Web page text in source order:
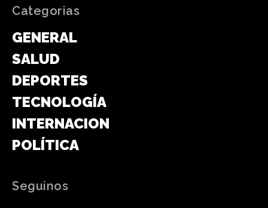
Categorias
GENERAL
SALUD
DEPORTES
TECNOLOGÍA
INTERNACIONAL
POLÍTICA
Seguinos